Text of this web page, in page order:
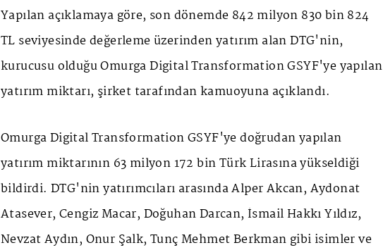
Yapılan açıklamaya göre, son dönemde 842 milyon 830 bin 824
TL seviyesinde değerleme üzerinden yatırım alan DTG'nin,
kurucusu olduğu Omurga Digital Transformation GSYF'ye yapılan
yatırım miktarı, şirket tarafından kamuoyuna açıklandı.
Omurga Digital Transformation GSYF'ye doğrudan yapılan
yatırım miktarının 63 milyon 172 bin Türk Lirasına yükseldiği
bildirdi. DTG'nin yatırımcıları arasında Alper Akcan, Aydonat
Atasever, Cengiz Macar, Doğuhan Darcan, İsmail Hakkı Yıldız,
Nevzat Aydın, Onur Şalk, Tunç Mehmet Berkman gibi isimler ve